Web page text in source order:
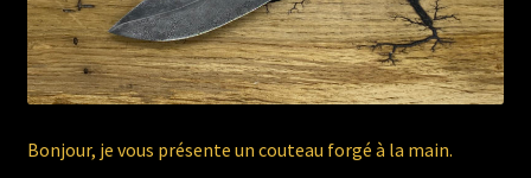
Bonjour, je vous présente un couteau forgé à la main.